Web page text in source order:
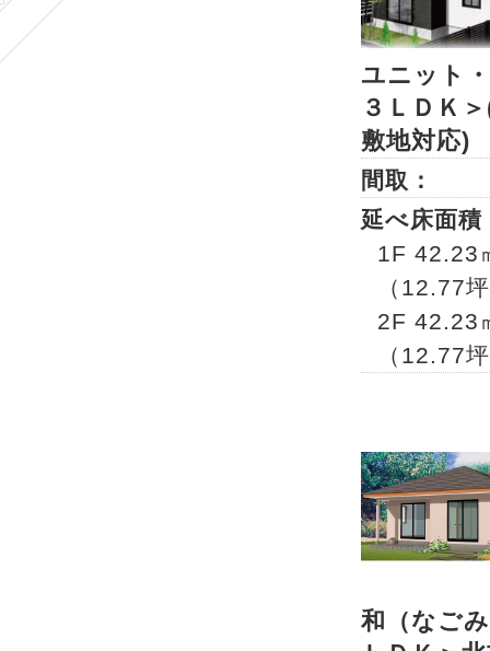
ユニット
３ＬＤＫ
敷地対応)
間取：
延べ床面積
1F 42.23
（12.77
2F 42.23
（12.77
和（なご